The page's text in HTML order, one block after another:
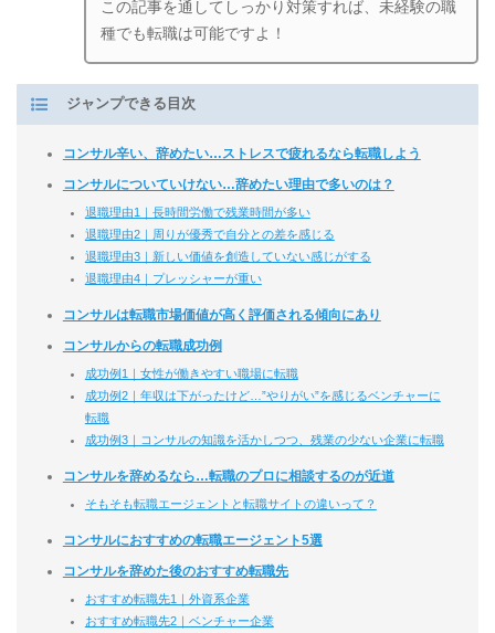
この記事を通してしっかり対策すれば、未経験の職
種でも転職は可能ですよ！
ジャンプできる目次
コンサル辛い、辞めたい…ストレスで疲れるなら転職しよう
コンサルについていけない…辞めたい理由で多いのは？
退職理由1｜長時間労働で残業時間が多い
退職理由2｜周りが優秀で自分との差を感じる
退職理由3｜新しい価値を創造していない感じがする
退職理由4｜プレッシャーが重い
コンサルは転職市場価値が高く評価される傾向にあり
コンサルからの転職成功例
成功例1｜女性が働きやすい職場に転職
成功例2｜年収は下がったけど…”やりがい”を感じるベンチャーに
転職
成功例3｜コンサルの知識を活かしつつ、残業の少ない企業に転職
コンサルを辞めるなら…転職のプロに相談するのが近道
そもそも転職エージェントと転職サイトの違いって？
コンサルにおすすめの転職エージェント5選
コンサルを辞めた後のおすすめ転職先
おすすめ転職先1｜外資系企業
おすすめ転職先2｜ベンチャー企業